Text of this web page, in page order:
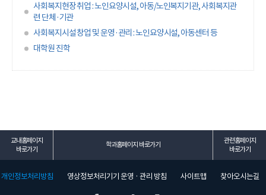
사회복지현장 취업 : 노인요양시설, 아동/노인복지기관, 사회복지관
련 단체·기관
사회복지시설 창업 및 운영·관리 : 노인요양시설, 아동센터 등
대학원 진학
교내홈페이지
바로가기
학과홈페이지 바로가기
관련홈페이지
바로가기
개인정보처리방침 영상정보처리기기 운영 · 관리 방침 사이트맵 찾아오시는길